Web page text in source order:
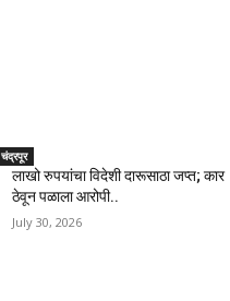
चंद्रपूर
लाखो रुपयांचा विदेशी दारूसाठा जप्त; कार
ठेवून पळाला आरोपी..
July 30, 2026